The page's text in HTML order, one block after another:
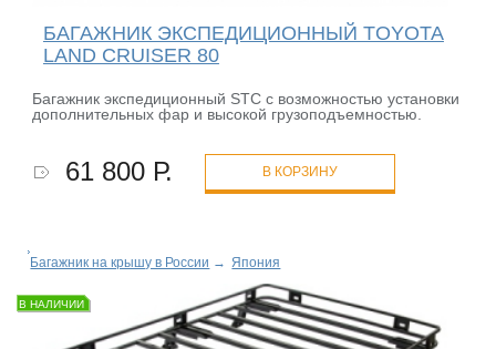
БАГАЖНИК ЭКСПЕДИЦИОННЫЙ TOYOTA
LAND CRUISER 80
Багажник экспедиционный STC с возможностью установки
дополнительных фар и высокой грузоподъемностью.
61 800 Р. В КОРЗИНУ
Багажник на крышу в России → Япония
В НАЛИЧИИ